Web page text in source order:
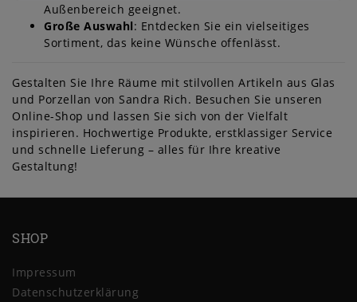
Außenbereich geeignet.
Große Auswahl: Entdecken Sie ein vielseitiges
Sortiment, das keine Wünsche offenlässt.
Gestalten Sie Ihre Räume mit stilvollen Artikeln aus Glas
und Porzellan von Sandra Rich. Besuchen Sie unseren
Online-Shop und lassen Sie sich von der Vielfalt
inspirieren. Hochwertige Produkte, erstklassiger Service
und schnelle Lieferung – alles für Ihre kreative
Gestaltung!
SHOP
Impressum
Daten­schutz­erklärung